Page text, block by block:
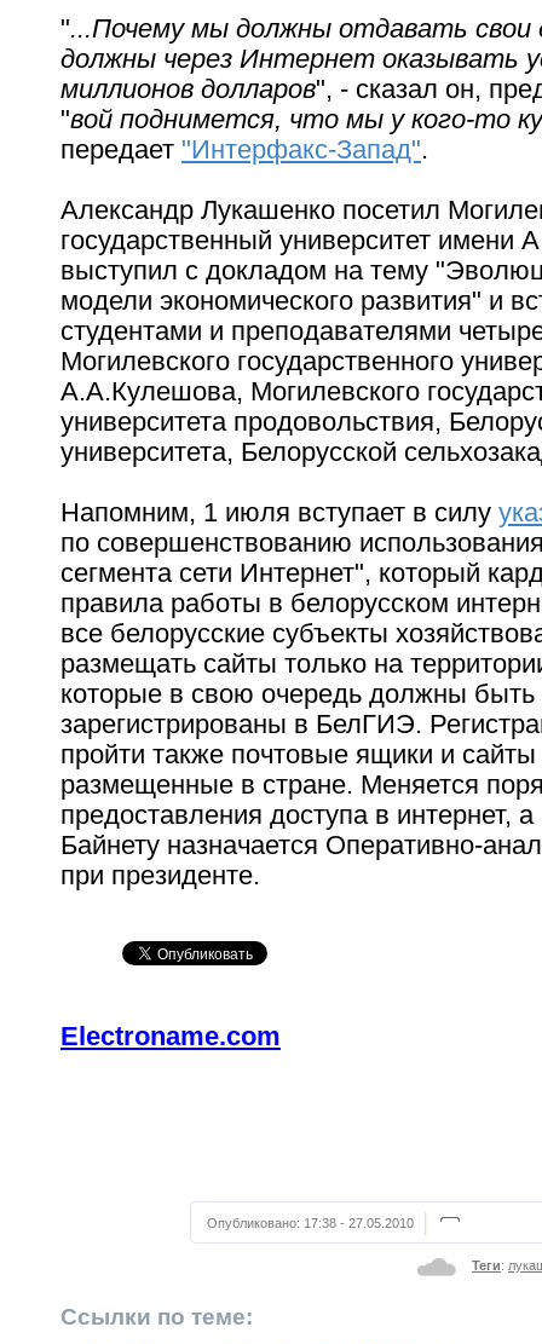
"...Почему мы должны отдавать свои
должны через Интернет оказывать
миллионов долларов", - сказал он,
"вой поднимется, что мы у кого-то
передает "Интерфакс-Запад".
Александр Лукашенко посетил
государственный университет имени
выступил с докладом на тему
модели экономического развития" и
студентами и преподавателями
Могилевского государственного
А.А.Кулешова, Могилевского
университета продовольствия,
университета, Белорусской
Напомним, 1 июля вступает в силу
по совершенствованию
сегмента сети Интернет", который
правила работы в белорусском
все белорусские субъекты
размещать сайты только на
которые в свою очередь должны быть
зарегистрированы в БелГИЭ.
пройти также почтовые ящики и
размещенные в стране. Меняется
предоставления доступа в интернет,
Байнету назначается Оперативно-
при президенте.
Electroname.com
Опубликовано: 17:38 - 27.05.2010
Теги:
Ссылки по теме: